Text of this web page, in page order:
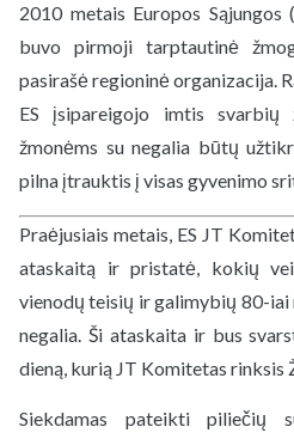
2010 metais Europos
buvo pirmoji tarptautinė
pasirašė regioninė organizacija.
ES įsipareigojo imtis
žmonėms su negalia būtų
pilna įtrauktis į visas gyvenimo
Praėjusiais metais, ES JT
ataskaitą ir pristatė, kokių
vienodų teisių ir galimybių 80-
negalia. Ši ataskaita ir bus
dieną, kurią JT Komitetas rinksis
Siekdamas pateikti piliečių